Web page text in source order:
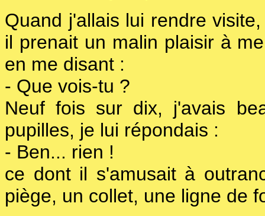
Quand j'allais lui rendre
il prenait un malin plaisir à
en me disant :
- Que vois-tu ?
Neuf fois sur dix, j'avais
pupilles, je lui répondais :
- Ben... rien !
ce dont il s'amusait à
piège, un collet, une ligne de